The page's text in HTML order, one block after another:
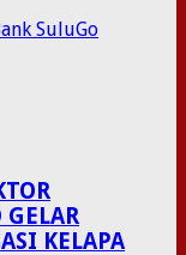
SuluGo
KELAPA